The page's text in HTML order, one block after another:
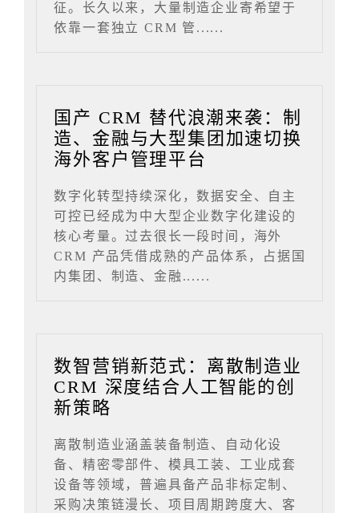
征。长久以来，大量制造企业寄希望于
依靠一套独立 CRM 管......
国产 CRM 替代浪潮来袭：制
造、金融与大型集团加速切换
海外客户管理平台
数字化转型持续深化，数据安全、自主
可控已经成为中大型企业数字化建设的
核心考量。过去很长一段时间，海外
CRM 产品凭借成熟的产品体系，占据国
内集团、制造、金融......
数智营销新范式：离散制造业
CRM 深度结合人工智能的创
新策略
离散制造业涵盖装备制造、自动化设
备、精密零部件、模具工装、工业成套
设备等领域，普遍具备产品非标定制、
采购决策链漫长、项目周期跨度大、客